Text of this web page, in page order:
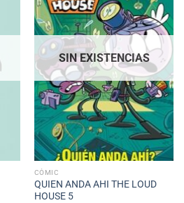
SIN EXISTENCIAS
CÓMIC
QUIEN ANDA AHI THE LOUD
HOUSE 5